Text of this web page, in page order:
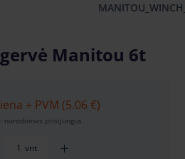
Manitou 6t
+ PVM (5.06 €)
nurodomas prisijungus
vnt.